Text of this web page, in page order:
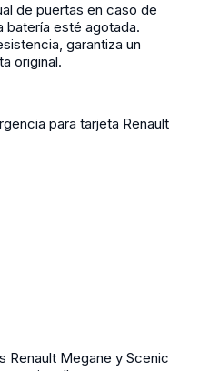
de puertas en caso de
batería esté agotada.
garantiza un
original.
para tarjeta Renault
Renault Megane y Scenic